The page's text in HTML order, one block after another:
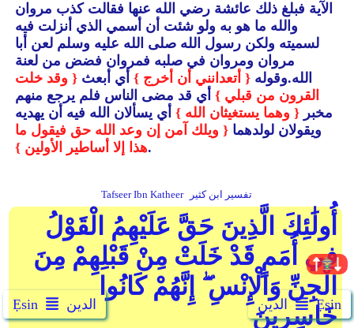
Ẹsin الدين الدين Ẹsin
الآية فبلغ ذلك عائشة رضي الله عنها فقالت كذب مروان
والله ما هو به ولو شئت أن أسمي الذي أنزلت فيه
لسميته ولكن رسول الله صلى الله عليه وسلم لعن أبا
مروان ومروان في صلبه فمروان فضض من لعنة
الله.وقوله { أتعدانني أن أخرج }أي أبعث { وقد خلت
القرون من قبلي }أي قد مضى الناس فلم يرجع منهم
مخبر { وهما يستغيثان الله }أي يسألان الله فيه أن يهديه
ويقولان لولدهما { ويلك آمن إن وعد الله حق فيقول ما
هذا إلا أساطير الأولين }.
Tafseer Ibn Katheer تفسير ابن كثير
أُولَٰئِكَ الَّذِينَ حَقَّ عَلَيْهِمُ الْقَوْلُ
فِي أُمَمٍ قَدْ خَلَتْ مِنْ قَبْلِهِمْ مِنَ
الْجِنِّ وَالْإِنْسِ ۖ إِنَّهُمْ كَانُوا
خَاسِرِينَ